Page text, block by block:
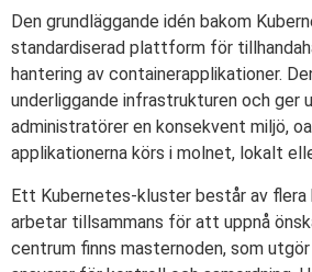
Den grundläggande idén bakom
standardiserad plattform för
hantering av containerapplikationer.
underliggande infrastrukturen och ger
administratörer en konsekvent miljö,
applikationerna körs i molnet, lokalt
Ett Kubernetes-kluster består av flera
arbetar tillsammans för att uppnå
centrum finns masternoden, som